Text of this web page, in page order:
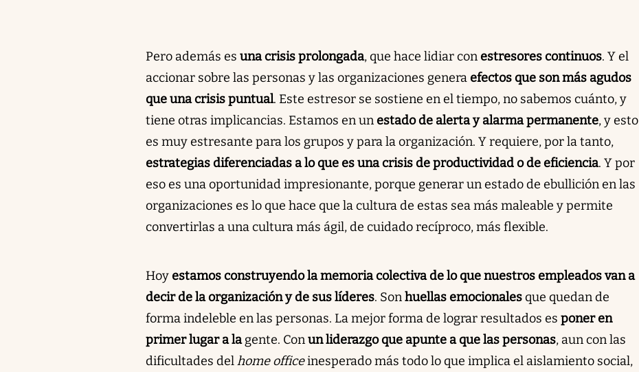
Pero además es una crisis prolongada, que hace lidiar con estresores continuos. Y el
accionar sobre las personas y las organizaciones genera efectos que son más agudos
que una crisis puntual. Este estresor se sostiene en el tiempo, no sabemos cuánto, y
tiene otras implicancias. Estamos en un estado de alerta y alarma permanente, y esto
es muy estresante para los grupos y para la organización. Y requiere, por la tanto,
estrategias diferenciadas a lo que es una crisis de productividad o de eficiencia. Y por
eso es una oportunidad impresionante, porque generar un estado de ebullición en las
organizaciones es lo que hace que la cultura de estas sea más maleable y permite
convertirlas a una cultura más ágil, de cuidado recíproco, más flexible.
Hoy estamos construyendo la memoria colectiva de lo que nuestros empleados van a
decir de la organización y de sus líderes. Sonhuellas emocionalesque quedan de
forma indeleble en las personas. La mejor forma de lograr resultados es poner en
primer lugar a lagente. Conun liderazgo que apunte a que las personas, aun con las
dificultades delhome officeinesperado más todo lo que implica el aislamiento social,